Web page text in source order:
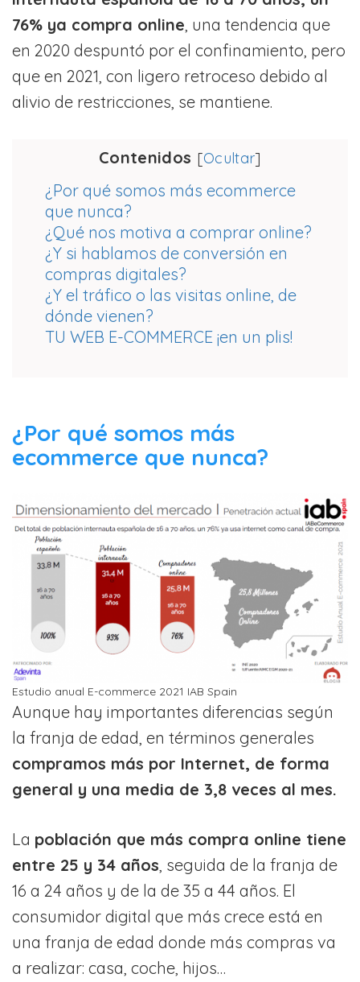
76% ya compra online , una tendencia que
en 2020 despuntó por el confinamiento, pero
que en 2021, con ligero retroceso debido al
alivio de restricciones, se mantiene.
Contenidos [Ocultar]
¿Por qué somos más ecommerce
que nunca?
¿Qué nos motiva a comprar online?
¿Y si hablamos de conversión en
compras digitales?
¿Y el tráfico o las visitas online, de
dónde vienen?
TU WEB E-COMMERCE ¡en un plis!
¿Por qué somos más
ecommerce que nunca?
Estudio anual E-commerce 2021 IAB Spain
Aunque hay importantes diferencias según
la franja de edad, en términos generales
compramos más por Internet, de forma
general y una media de 3,8 veces al mes.
La población que más compra online tiene
entre 25 y 34 años , seguida de la franja de
16 a 24 años y de la de 35 a 44 años. El
consumidor digital que más crece está en
una franja de edad donde más compras va
a realizar: casa, coche, hijos…